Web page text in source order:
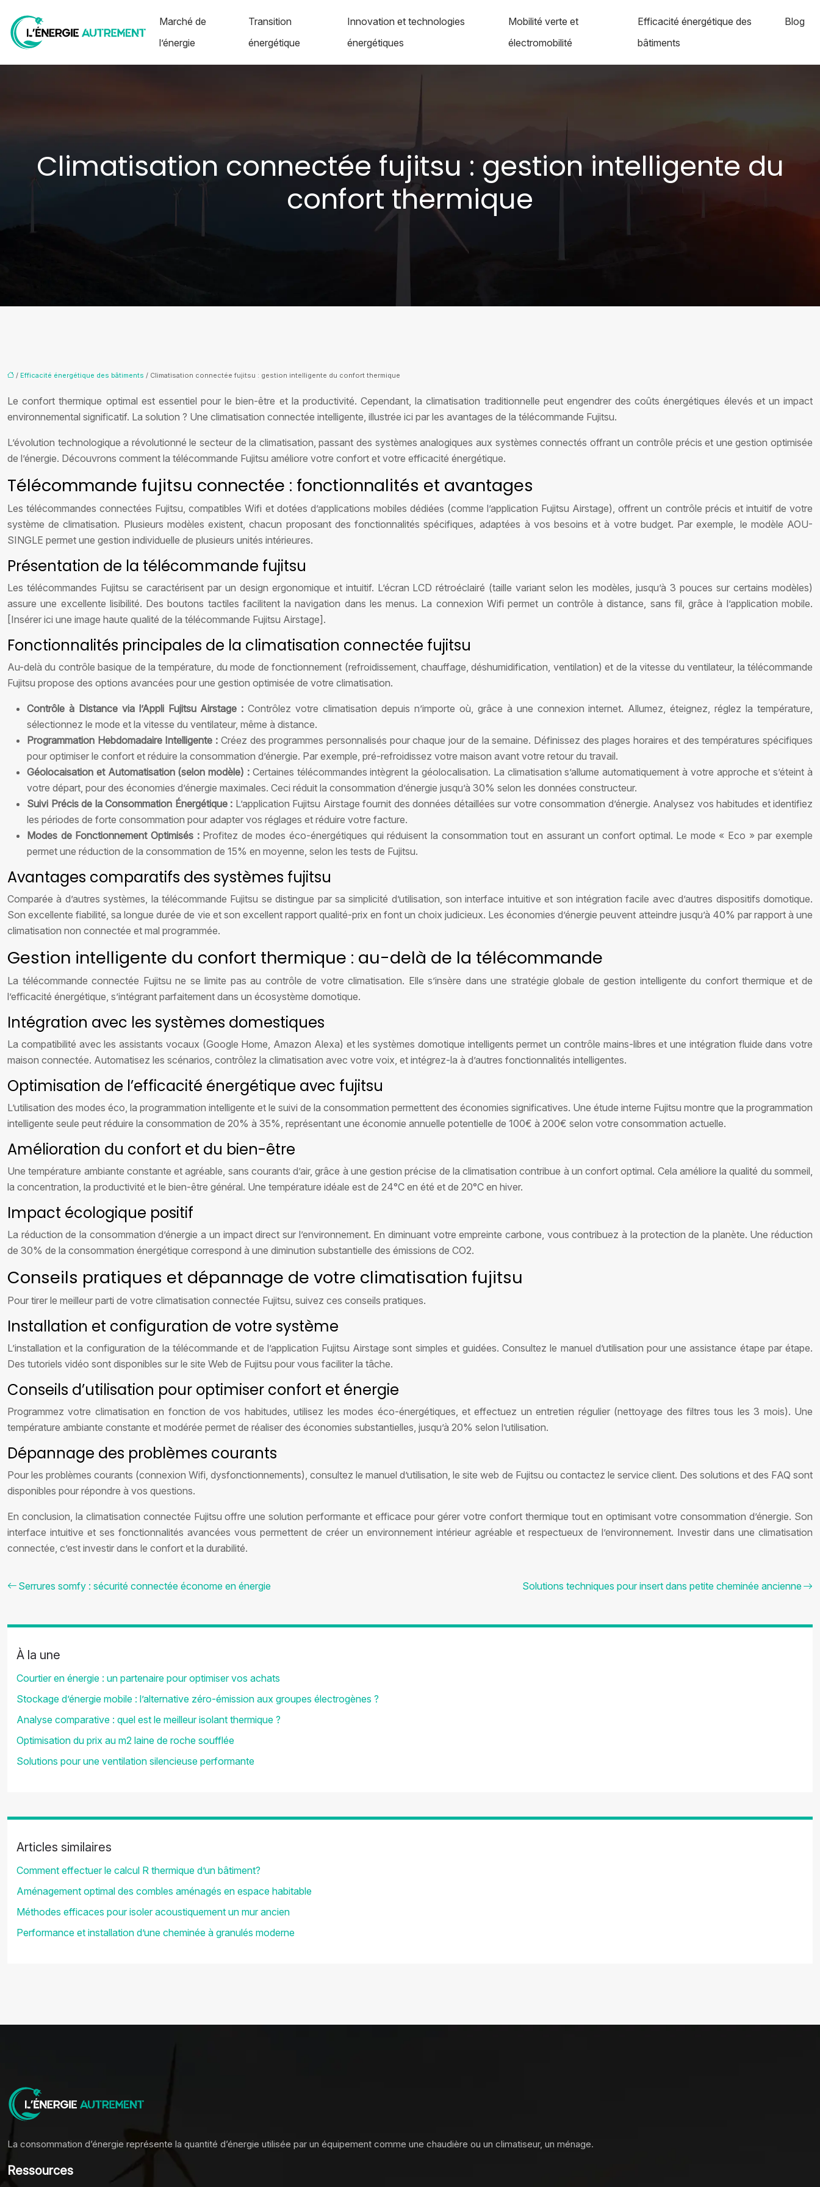
Marché de
l’énergie
Transition
énergétique
Innovation et technologies
énergétiques
Mobilité verte et
électromobilité
Efficacité énergétique des
bâtiments
Blog
Climatisation connectée fujitsu : gestion intelligente du
confort thermique
/ Efficacité énergétique des bâtiments / Climatisation connectée fujitsu : gestion intelligente du confort thermique
Le confort thermique optimal est essentiel pour le bien-être et la productivité. Cependant, la climatisation traditionnelle peut engendrer des coûts énergétiques élevés et un impact
environnemental significatif. La solution ? Une climatisation connectée intelligente, illustrée ici par les avantages de la télécommande Fujitsu.
L’évolution technologique a révolutionné le secteur de la climatisation, passant des systèmes analogiques aux systèmes connectés offrant un contrôle précis et une gestion optimisée
de l’énergie. Découvrons comment la télécommande Fujitsu améliore votre confort et votre efficacité énergétique.
Télécommande fujitsu connectée : fonctionnalités et avantages
Les télécommandes connectées Fujitsu, compatibles Wifi et dotées d’applications mobiles dédiées (comme l’application Fujitsu Airstage), offrent un contrôle précis et intuitif de votre
système de climatisation. Plusieurs modèles existent, chacun proposant des fonctionnalités spécifiques, adaptées à vos besoins et à votre budget. Par exemple, le modèle AOU-
SINGLE permet une gestion individuelle de plusieurs unités intérieures.
Présentation de la télécommande fujitsu
Les télécommandes Fujitsu se caractérisent par un design ergonomique et intuitif. L’écran LCD rétroéclairé (taille variant selon les modèles, jusqu’à 3 pouces sur certains modèles)
assure une excellente lisibilité. Des boutons tactiles facilitent la navigation dans les menus. La connexion Wifi permet un contrôle à distance, sans fil, grâce à l’application mobile.
[Insérer ici une image haute qualité de la télécommande Fujitsu Airstage].
Fonctionnalités principales de la climatisation connectée fujitsu
Au-delà du contrôle basique de la température, du mode de fonctionnement (refroidissement, chauffage, déshumidification, ventilation) et de la vitesse du ventilateur, la télécommande
Fujitsu propose des options avancées pour une gestion optimisée de votre climatisation.
Contrôle à Distance via l’Appli Fujitsu Airstage :Contrôlez votre climatisation depuis n’importe où, grâce à une connexion internet. Allumez, éteignez, réglez la température,
sélectionnez le mode et la vitesse du ventilateur, même à distance.
Programmation Hebdomadaire Intelligente : Créez des programmes personnalisés pour chaque jour de la semaine. Définissez des plages horaires et des températures spécifiques
pour optimiser le confort et réduire la consommation d’énergie. Par exemple, pré-refroidissez votre maison avant votre retour du travail.
Géolocaisation et Automatisation (selon modèle) : Certaines télécommandes intègrent la géolocalisation. La climatisation s’allume automatiquement à votre approche et s’éteint à
votre départ, pour des économies d’énergie maximales. Ceci réduit la consommation d’énergie jusqu’à 30% selon les données constructeur.
Suivi Précis de la Consommation Énergétique : L’application Fujitsu Airstage fournit des données détaillées sur votre consommation d’énergie. Analysez vos habitudes et identifiez
les périodes de forte consommation pour adapter vos réglages et réduire votre facture.
Modes de Fonctionnement Optimisés : Profitez de modes éco-énergétiques qui réduisent la consommation tout en assurant un confort optimal. Le mode « Eco » par exemple
permet une réduction de la consommation de 15% en moyenne, selon les tests de Fujitsu.
Avantages comparatifs des systèmes fujitsu
Comparée à d’autres systèmes, la télécommande Fujitsu se distingue par sa simplicité d’utilisation, son interface intuitive et son intégration facile avec d’autres dispositifs domotique.
Son excellente fiabilité, sa longue durée de vie et son excellent rapport qualité-prix en font un choix judicieux. Les économies d’énergie peuvent atteindre jusqu’à 40% par rapport à une
climatisation non connectée et mal programmée.
Gestion intelligente du confort thermique : au-delà de la télécommande
La télécommande connectée Fujitsu ne se limite pas au contrôle de votre climatisation. Elle s’insère dans une stratégie globale de gestion intelligente du confort thermique et de
l’efficacité énergétique, s’intégrant parfaitement dans un écosystème domotique.
Intégration avec les systèmes domestiques
La compatibilité avec les assistants vocaux (Google Home, Amazon Alexa) et les systèmes domotique intelligents permet un contrôle mains-libres et une intégration fluide dans votre
maison connectée. Automatisez les scénarios, contrôlez la climatisation avec votre voix, et intégrez-la à d’autres fonctionnalités intelligentes.
Optimisation de l’efficacité énergétique avec fujitsu
L’utilisation des modes éco, la programmation intelligente et le suivi de la consommation permettent des économies significatives. Une étude interne Fujitsu montre que la programmation
intelligente seule peut réduire la consommation de 20% à 35%, représentant une économie annuelle potentielle de 100€ à 200€ selon votre consommation actuelle.
Amélioration du confort et du bien-être
Une température ambiante constante et agréable, sans courants d’air, grâce à une gestion précise de la climatisation contribue à un confort optimal. Cela améliore la qualité du sommeil,
la concentration, la productivité et le bien-être général. Une température idéale est de 24°C en été et de 20°C en hiver.
Impact écologique positif
La réduction de la consommation d’énergie a un impact direct sur l’environnement. En diminuant votre empreinte carbone, vous contribuez à la protection de la planète. Une réduction
de 30% de la consommation énergétique correspond à une diminution substantielle des émissions de CO2.
Conseils pratiques et dépannage de votre climatisation fujitsu
Pour tirer le meilleur parti de votre climatisation connectée Fujitsu, suivez ces conseils pratiques.
Installation et configuration de votre système
L’installation et la configuration de la télécommande et de l’application Fujitsu Airstage sont simples et guidées. Consultez le manuel d’utilisation pour une assistance étape par étape.
Des tutoriels vidéo sont disponibles sur le site Web de Fujitsu pour vous faciliter la tâche.
Conseils d’utilisation pour optimiser confort et énergie
Programmez votre climatisation en fonction de vos habitudes, utilisez les modes éco-énergétiques, et effectuez un entretien régulier (nettoyage des filtres tous les 3 mois). Une
température ambiante constante et modérée permet de réaliser des économies substantielles, jusqu’à 20% selon l’utilisation.
Dépannage des problèmes courants
Pour les problèmes courants (connexion Wifi, dysfonctionnements), consultez le manuel d’utilisation, le site web de Fujitsu ou contactez le service client. Des solutions et des FAQ sont
disponibles pour répondre à vos questions.
En conclusion, la climatisation connectée Fujitsu offre une solution performante et efficace pour gérer votre confort thermique tout en optimisant votre consommation d’énergie. Son
interface intuitive et ses fonctionnalités avancées vous permettent de créer un environnement intérieur agréable et respectueux de l’environnement. Investir dans une climatisation
connectée, c’est investir dans le confort et la durabilité.
Serrures somfy : sécurité connectée économe en énergie Solutions techniques pour insert dans petite cheminée ancienne
À la une
Courtier en énergie : un partenaire pour optimiser vos achats
Stockage d’énergie mobile : l’alternative zéro-émission aux groupes électrogènes ?
Analyse comparative : quel est le meilleur isolant thermique ?
Optimisation du prix au m2 laine de roche soufflée
Solutions pour une ventilation silencieuse performante
Articles similaires
Comment effectuer le calcul R thermique d’un bâtiment?
Aménagement optimal des combles aménagés en espace habitable
Méthodes efficaces pour isoler acoustiquement un mur ancien
Performance et installation d’une cheminée à granulés moderne
La consommation d’énergie représente la quantité d’énergie utilisée par un équipement comme une chaudière ou un climatiseur, un ménage.
Ressources